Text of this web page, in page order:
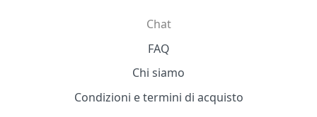
Chat
FAQ
Chi siamo
Condizioni e termini di acquisto